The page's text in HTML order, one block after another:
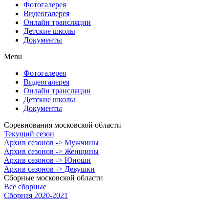
Фотогалерея
Видеогалерея
Онлайн трансляции
Детские школы
Документы
Menu
Фотогалерея
Видеогалерея
Онлайн трансляции
Детские школы
Документы
Соревнования московской области
Текущий сезон
Архив сезонов -> Мужчины
Архив сезонов -> Женщины
Архив сезонов -> Юноши
Архив сезонов -> Девушки
Сборные московской области
Все сборные
Сборная 2020-2021